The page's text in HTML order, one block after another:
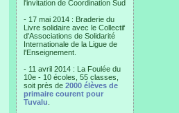
l'invitation de Coordination Sud
- 17 mai 2014 : Braderie du
Livre solidaire avec le Collectif
d'Associations de Solidarité
Internationale de la Ligue de
l'Enseignement.
- 11 avril 2014 : La Foulée du
10e - 10 écoles, 55 classes,
soit près de 2000 élèves de
primaire courent pour
Tuvalu